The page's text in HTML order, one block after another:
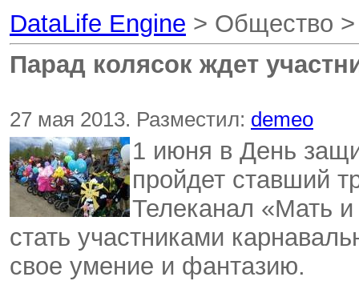
DataLife Engine > Общество
Парад колясок ждет
27 мая 2013. Разместил: demeo
1 июня в День
пройдет ставший
Телеканал «Мать
стать участниками
свое умение и фантазию.